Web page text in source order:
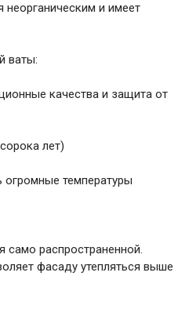
неорганическим и имеет
ваты:
качества и защита от
лет)
температуры
само распространенной.
фасаду утепляться выше